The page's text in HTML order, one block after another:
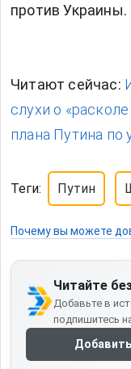
против Украины.
Читают сейчас:
слухи о
плана Путина по
Теги: Путин
Почему вы можете
Читайте
Добавьте в
подпишитесь
Добавить